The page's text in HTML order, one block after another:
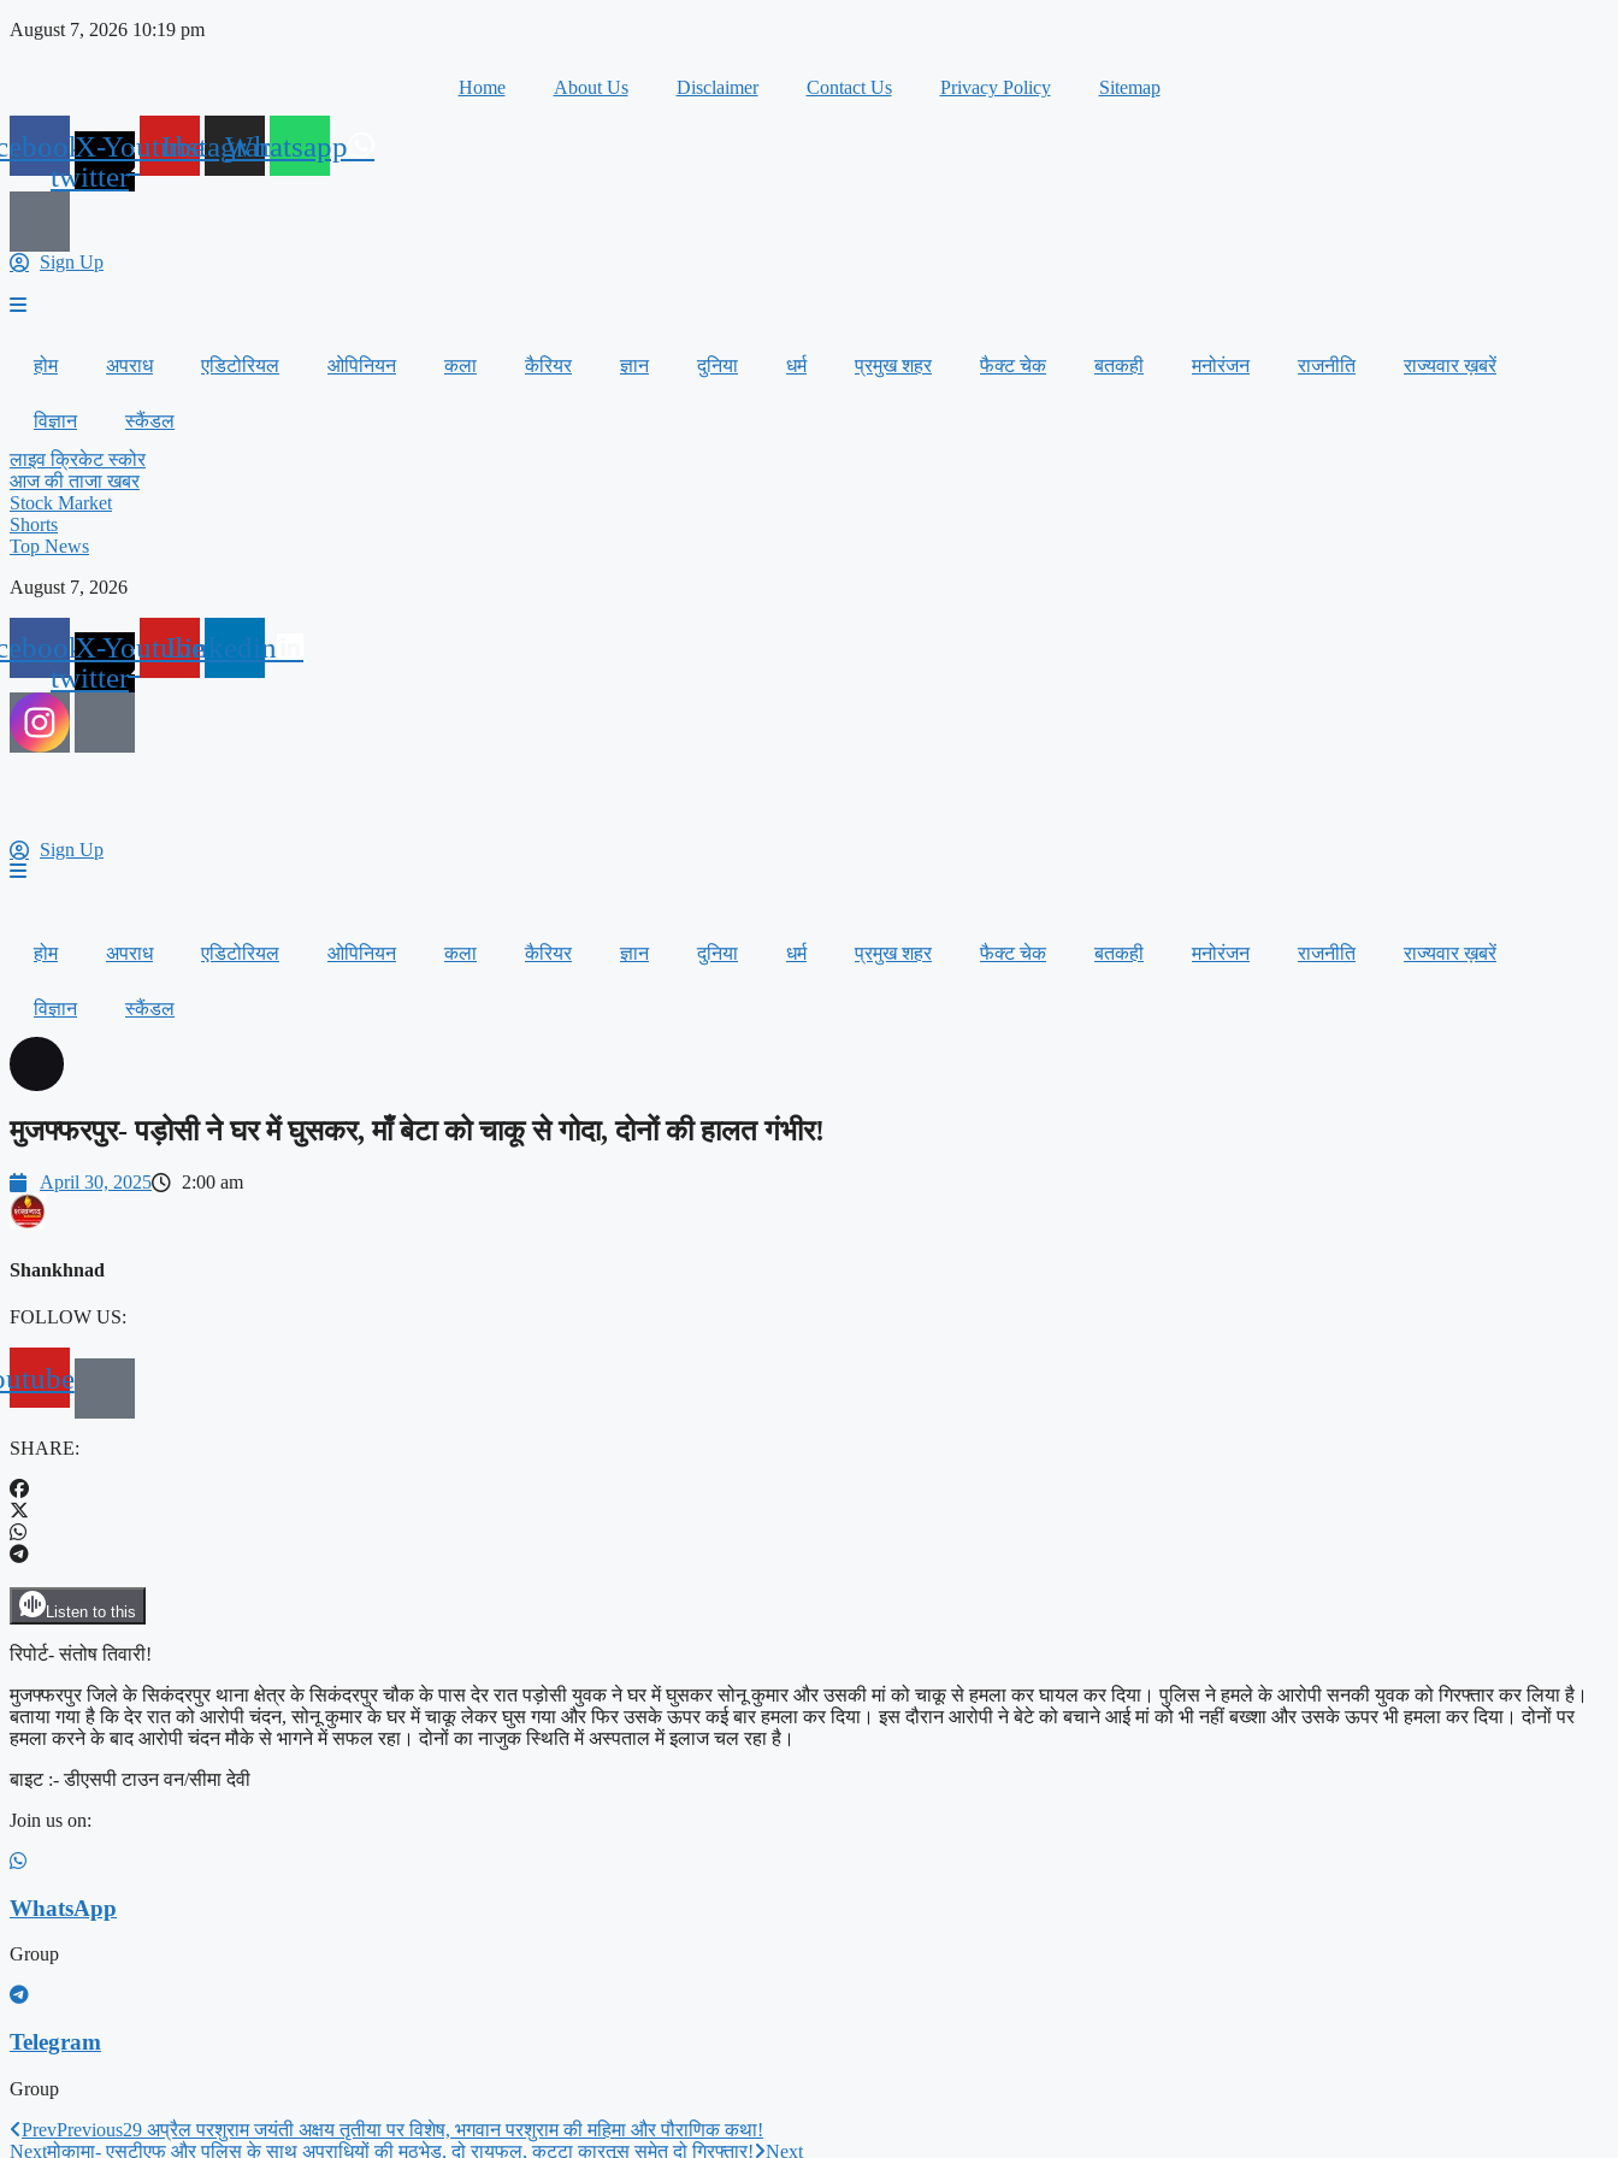
Skip
August 7, 2026 10:19 pm
Home About Us Disclaimer Contact Us Privacy Policy Sitemap
X-
twitter
YoutubeInstagramWhatsapp
Sign Up
होम अपराध एडिटोरियल ओपिनियन कला कैरियर ज्ञान दुनिया धर्म प्रमुख शहर फैक्ट चेक बतकही मनोरंजन राजनीति राज्यवार ख़बरें
विज्ञान
स्कैंडल
लाइव क्रिकेट स्कोर
आज की ताजा खबर
Stock Market
Shorts
Top News
August 7, 2026
X-
twitter
YoutubeLinkedin
Sign Up
होम अपराध एडिटोरियल ओपिनियन कला कैरियर ज्ञान दुनिया धर्म प्रमुख शहर फैक्ट चेक बतकही मनोरंजन राजनीति राज्यवार ख़बरें
विज्ञान स्कैंडल
मुजफ्फरपुर- पड़ोसी ने घर में घुसकर, माँ बेटा को चाकू से गोदा, दोनों की हालत गंभीर!
April 30, 2025 2:00 am
Shankhnad
FOLLOW US:
SHARE:
Listen to this
रिपोर्ट- संतोष तिवारी!
मुजफ्फरपुर जिले के सिकंदरपुर थाना क्षेत्र के सिकंदरपुर चौक के पास देर रात पड़ोसी युवक ने घर में घुसकर सोनू कुमार और उसकी मां को चाकू से हमला कर घायल कर दिया। पुलिस ने हमले के आरोपी सनकी युवक को गिरफ्तार कर लिया है।
बताया गया है कि देर रात को आरोपी चंदन, सोनू कुमार के घर में चाकू लेकर घुस गया और फिर उसके ऊपर कई बार हमला कर दिया। इस दौरान आरोपी ने बेटे को बचाने आई मां को भी नहीं बख्शा और उसके ऊपर भी हमला कर दिया। दोनों पर
हमला करने के बाद आरोपी चंदन मौके से भागने में सफल रहा। दोनों का नाजुक स्थिति में अस्पताल में इलाज चल रहा है।
बाइट :- डीएसपी टाउन वन/सीमा देवी
Join us on:
WhatsApp
Group
Telegram
Group
PrevPrevious29 अप्रैल परशुराम जयंती अक्षय तृतीया पर विशेष, भगवान परशुराम की महिमा और पौराणिक कथा!
Nextमोकामा- एसटीएफ और पुलिस के साथ अपराधियों की मुठभेड़, दो रायफल, कट्टा कारतूस समेत दो गिरफ्तार! Next